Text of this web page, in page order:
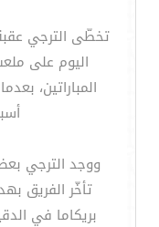
المباراتين،
ووجد الترجي
تأخّر الفريق